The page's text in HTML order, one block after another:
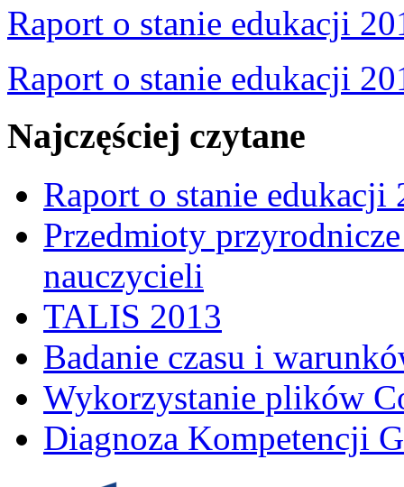
Raport o stanie edukacji
Raport o stanie edukacji
Najczęściej czytane
Raport o stanie edukacji
Przedmioty
nauczycieli
TALIS 2013
Badanie czasu i
Wykorzystanie plików
Diagnoza Kompetencji